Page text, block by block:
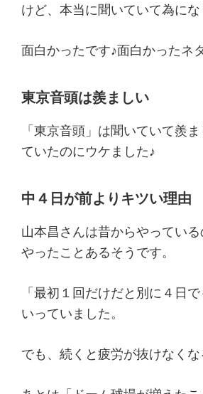
けど、本当に聞いていて為にな
面白かったです♪面白かったネ
東京音頭は羨ましい
「東京音頭」は聞いていて羨
ていたのにウケました♪
中４日が前よりキツい理由
山本昌さんは昔からやってい
やったことあるそうです。
「最初１回だけだと別に４日
いっていました。
でも、続くと疲労が抜けなくな